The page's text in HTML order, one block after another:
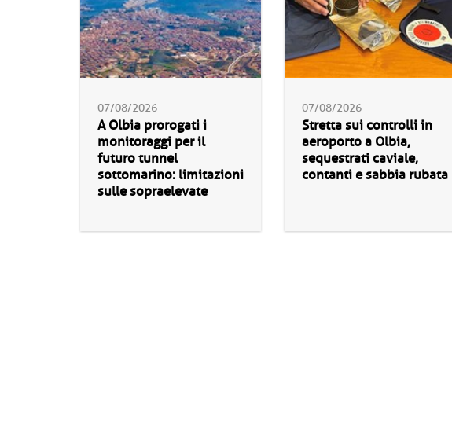
07/08/2026
A Olbia prorogati i
monitoraggi per il
futuro tunnel
sottomarino: limitazioni
sulle sopraelevate
07/08/2026
Stretta sui controlli in
aeroporto a Olbia,
sequestrati caviale,
contanti e sabbia rubata